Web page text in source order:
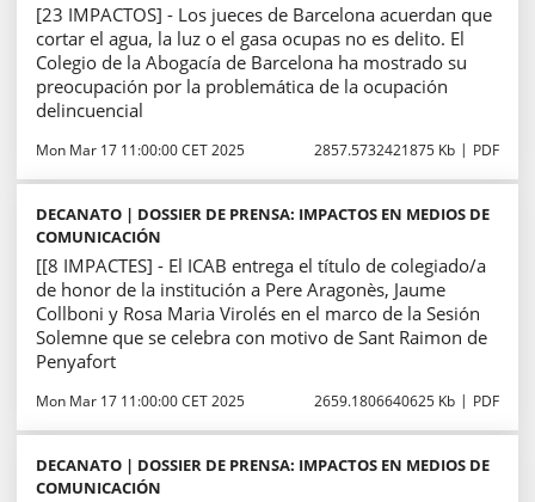
[23 IMPACTOS] - Los jueces de Barcelona acuerdan que
cortar el agua, la luz o el gasa ocupas no es delito. El
Colegio de la Abogacía de Barcelona ha mostrado su
preocupación por la problemática de la ocupación
delincuencial
Mon Mar 17 11:00:00 CET 2025 2857.5732421875 Kb PDF
DECANATO | DOSSIER DE PRENSA: IMPACTOS EN MEDIOS DE
COMUNICACIÓN
[[8 IMPACTES] - El ICAB entrega el título de colegiado/a
de honor de la institución a Pere Aragonès, Jaume
Collboni y Rosa Maria Virolés en el marco de la Sesión
Solemne que se celebra con motivo de Sant Raimon de
Penyafort
Mon Mar 17 11:00:00 CET 2025 2659.1806640625 Kb PDF
DECANATO | DOSSIER DE PRENSA: IMPACTOS EN MEDIOS DE
COMUNICACIÓN